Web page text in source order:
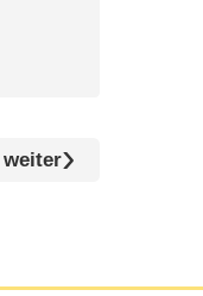
weiter